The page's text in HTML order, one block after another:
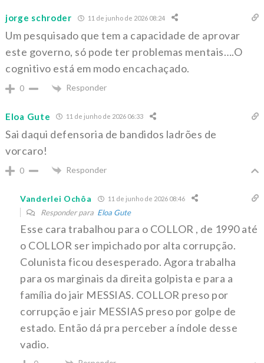
jorge schroder 11 de junho de 2026 08:24
Um pesquisado que tem a capacidade de aprovar
este governo, só pode ter problemas mentais….O
cognitivo está em modo encachaçado.
0 Responder
Eloa Gute 11 de junho de 2026 06:33
Sai daqui defensoria de bandidos ladrões de
vorcaro!
0 Responder
Vanderlei Ochôa 11 de junho de 2026 08:46
Responder para Eloa Gute
Esse cara trabalhou para o COLLOR , de 1990 até
o COLLOR ser impichado por alta corrupção.
Colunista ficou desesperado. Agora trabalha
para os marginais da direita golpista e para a
família do jair MESSIAS. COLLOR preso por
corrupção e jair MESSIAS preso por golpe de
estado. Então dá pra perceber a índole desse
vadio.